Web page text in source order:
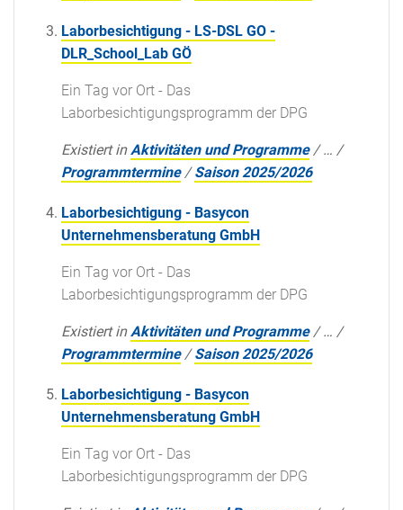
Laborbesichtigung - LS-DSL GO -
DLR_School_Lab GÖ
Ein Tag vor Ort - Das
Laborbesichtigungsprogramm der DPG
Existiert in Aktivitäten und Programme /… /
Programmtermine /Saison 2025/2026
Laborbesichtigung - Basycon
Unternehmensberatung GmbH
Ein Tag vor Ort - Das
Laborbesichtigungsprogramm der DPG
Existiert in Aktivitäten und Programme /… /
Programmtermine /Saison 2025/2026
Laborbesichtigung - Basycon
Unternehmensberatung GmbH
Ein Tag vor Ort - Das
Laborbesichtigungsprogramm der DPG